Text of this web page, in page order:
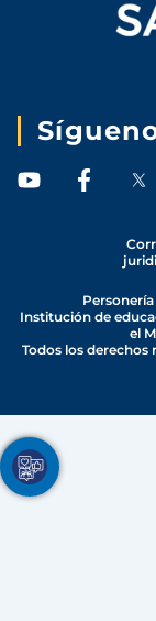
Y
e
F
o
o
k
Personería
Institución de
el
Todos los derechos
Youtube
Facebook
Twitter
TikTok
Instagram